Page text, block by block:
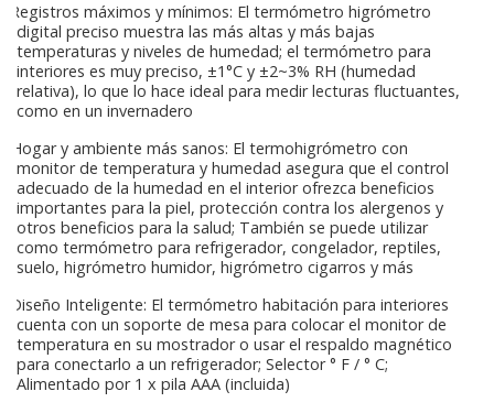
Registros máximos y mínimos: El termómetro higrómetro
digital preciso muestra las más altas y más bajas
temperaturas y niveles de humedad; el termómetro para
interiores es muy preciso, ±1°C y ±2~3% RH (humedad
relativa), lo que lo hace ideal para medir lecturas fluctuantes,
como en un invernadero
Hogar y ambiente más sanos: El termohigrómetro con
monitor de temperatura y humedad asegura que el control
adecuado de la humedad en el interior ofrezca beneficios
importantes para la piel, protección contra los alergenos y
otros beneficios para la salud; También se puede utilizar
como termómetro para refrigerador, congelador, reptiles,
suelo, higrómetro humidor, higrómetro cigarros y más
Diseño Inteligente: El termómetro habitación para interiores
cuenta con un soporte de mesa para colocar el monitor de
temperatura en su mostrador o usar el respaldo magnético
para conectarlo a un refrigerador; Selector ° F / ° C;
Alimentado por 1 x pila AAA (incluida)